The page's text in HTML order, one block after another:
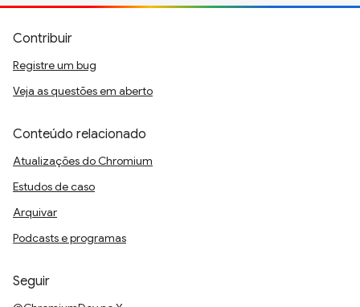
Contribuir
Registre um bug
Veja as questões em aberto
Conteúdo relacionado
Atualizações do Chromium
Estudos de caso
Arquivar
Podcasts e programas
Seguir